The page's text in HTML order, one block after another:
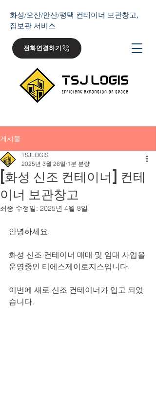
전화연결하기
화성/오산/안산/평택 컨테이너 보관창고,
짐보관 서비스
게시물
[화성 신조 컨테이너] 컨테
이너 보관창고
TSJLOGIS
2025년 3월 26일 1분 분량
최종 수정일: 2025년 4월 8일
안녕하세요.
화성 신조 컨테이너 매매 및 임대 사업을
운영중인 티에스제이로지스입니다.
이번에 새로 신조 컨테이너가 입고 되었
습니다.